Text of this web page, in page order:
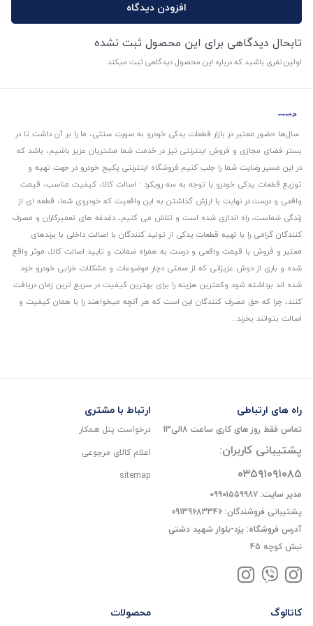
افزودن دیدگاه
تابحال دیدگاهی برای این محصول ثبت نشده
اولین نفری باشید که درباره این محصول دیدگاهی ثبت میکند
سال‌ها حضور معتبر در بازار قطعات یدکی خودرو به صورت سنتی، ما را بر آن داشت تا در
بستر فضای مجازی و فروش اینترنتی نیز در خدمت شما مشتریان عزیز باشیم، باشد که
در این مسیر رضایت شما را جلب کنیم.فروشگاه اینترنتی پکیج خودرو در جهت تهیه و
توزیع قطعات یدکی خودرو با توجه به سه رویکرد : اصالت کالا، کیفیت مناسب، قیمت
واقعی و درست.در نهایت با ارزش گذاشتن به این واقعیت که خودروی شما، قطعه ای از
زندگی شماست، راه اندازی شده است و تلاش می کنیم، دغدغه های تعمیرکاران و مصرف
کنندگان گرامی را با تهیه قطعات یدکی از تولید کنندگان با اصالت داخلی با برندهای
معتبر و فروش با قیمت واقعی و درست به همراه ضمانت و تایید اصالت کالا، موثر واقع
شده و باری از دوش عزیزانی که از سمتی دچار موضوعات و مشکلات خرابی خودرو خود
شده اند برداشته شود و‌کمترین هزینه را برای بهترین کیفیت در سریع ترین زمان دریافت
کنند، چرا که حق مصرف کنندگان این است که هر آنچه میخواهند را با همان کیفیت و
اصالت بتوانند بخرند..
راه های ارتباطی
تماس فقط روز های کاری ساعت 8الی13
پشتیبانی کاربران:
۰۳۵۹۱۰۹۱۰۸۵
مدیر سایت: ۰۹۹۰۱۵۵۹۹۸۷
پشتیبانی فروشندگان: 09139683346
آدرس فروشگاه: یزد-بلوار شهید دشتی
نبش کوچه 45
ارتباط با مشتری
درخواست پنل همکار
اعلام کالای مرجوعی
sitemap
کاتالوگ محصولات